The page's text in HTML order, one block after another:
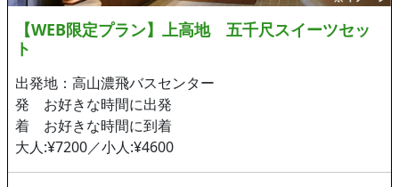
【WEB限定プラン】上高地 五千尺スイーツセッ
ト
出発地：高山濃飛バスセンター
発 お好きな時間に出発
着 お好きな時間に到着
大人:¥7200／小人:¥4600